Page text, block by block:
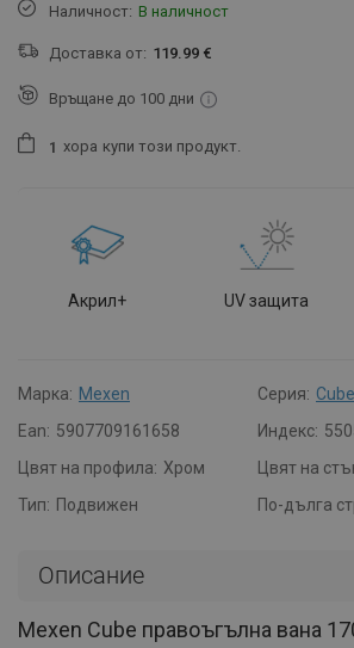
Наличност: В наличност
Доставка от: 119.99 €
Връщане до 100 дни
1 хора купи този продукт.
Акрил+ UV защита
Марка: Mexen Серия: Cube
Ean: 5907709161658 Индекс:
Цвят на профила: Хром Цвят на
Тип: Подвижен По-дълга
Описание
Mexen Cube правоъгълна вана